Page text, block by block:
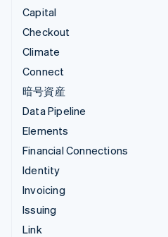
Capital
Checkout
Climate
Connect
暗号資産
Data Pipeline
Elements
Financial Connections
Identity
Invoicing
Issuing
Link